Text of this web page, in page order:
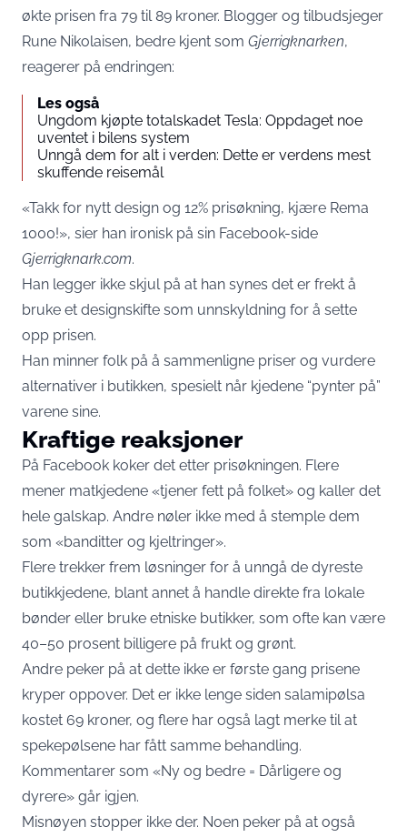
økte prisen fra 79 til 89 kroner. Blogger og tilbudsjeger
Rune Nikolaisen, bedre kjent som Gjerrigknarken,
reagerer på endringen:
Les også
Ungdom kjøpte totalskadet Tesla: Oppdaget noe
uventet i bilens system
Unngå dem for alt i verden: Dette er verdens mest
skuffende reisemål
«Takk for nytt design og 12% prisøkning, kjære Rema
1000!», sier han ironisk på sin Facebook-side
Gjerrigknark.com.
Han legger ikke skjul på at han synes det er frekt å
bruke et designskifte som unnskyldning for å sette
opp prisen.
Han minner folk på å sammenligne priser og vurdere
alternativer i butikken, spesielt når kjedene “pynter på”
varene sine.
Kraftige reaksjoner
På Facebook koker det etter prisøkningen. Flere
mener matkjedene «tjener fett på folket» og kaller det
hele galskap. Andre nøler ikke med å stemple dem
som «banditter og kjeltringer».
Flere trekker frem løsninger for å unngå de dyreste
butikkjedene, blant annet å handle direkte fra lokale
bønder eller bruke etniske butikker, som ofte kan være
40–50 prosent billigere på frukt og grønt.
Andre peker på at dette ikke er første gang prisene
kryper oppover. Det er ikke lenge siden salamipølsa
kostet 69 kroner, og flere har også lagt merke til at
spekepølsene har fått samme behandling.
Kommentarer som «Ny og bedre = Dårligere og
dyrere» går igjen.
Misnøyen stopper ikke der. Noen peker på at også